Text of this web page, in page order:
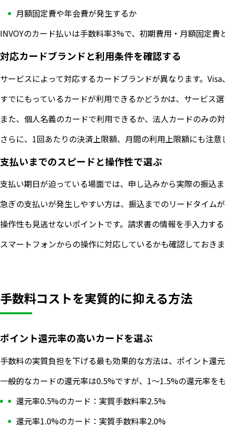
月額固定費や年会費が発生するか
INVOYのカード払いは手数料率3%で、初期費用・月額固定
対応カードブランドと利用条件を確認する
サービスによって対応するカードブランドが異なります。
すでにもっているカードが利用できるかどうかは、サービス
また、個人名義のカードで利用できるか、法人カードのみの
さらに、1回あたりの決済上限額、月間の利用上限額にも注
支払いまでのスピードと操作性で選ぶ
支払い期日が迫っている場面では、申し込みから実際の振込
急ぎの支払いが発生しやすい方は、振込までのリードタイム
操作性も見逃せないポイントです。請求書の情報を手入力す
スマートフォンからの操作に対応しているかも確認しておき
手数料コストを実質的に抑える方法
ポイント還元率の高いカードを選ぶ
手数料の実質負担を下げる最も効果的な方法は、ポイント還
一般的なカードの還元率は0.5%ですが、1〜1.5%の還元率
還元率0.5%のカード：実質手数料率2.5%
還元率1.0%のカード：実質手数料率2.0%